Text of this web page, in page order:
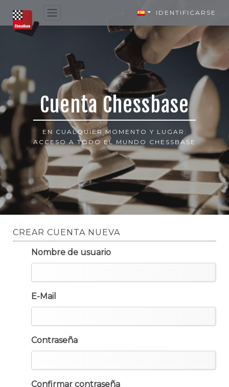
IDENTIFICARSE
Cuenta Chessbase
EN CUALQUIER MOMENTO Y LUGAR:
ACCESO A TODO EL MUNDO CHESSBASE
CREAR CUENTA NUEVA
Nombre de usuario
E-Mail
Contraseña
Confirmar contraseña